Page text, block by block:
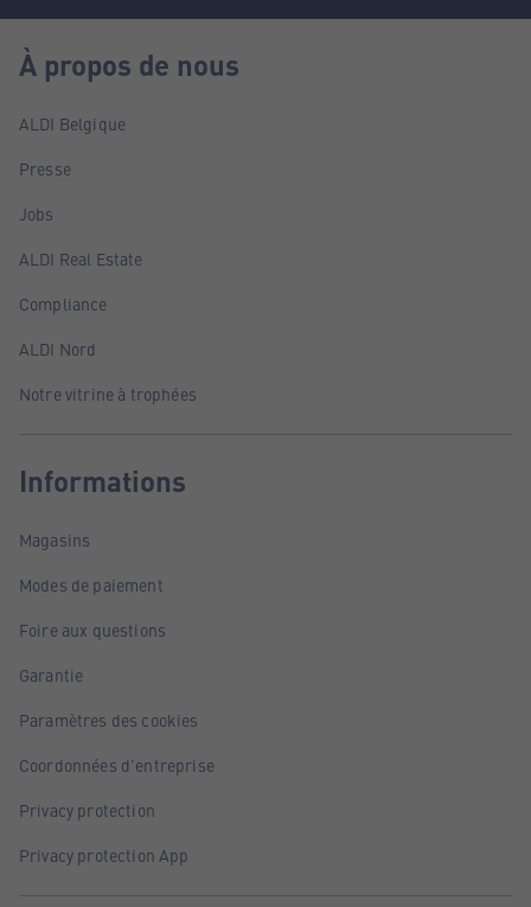
À propos de nous
ALDI Belgique
Presse
Jobs
ALDI Real Estate
Compliance
ALDI Nord
Notre vitrine à trophées
Informations
Magasins
Modes de paiement
Foire aux questions
Garantie
Paramètres des cookies
Coordonnées d'entreprise
Privacy protection
Privacy protection App